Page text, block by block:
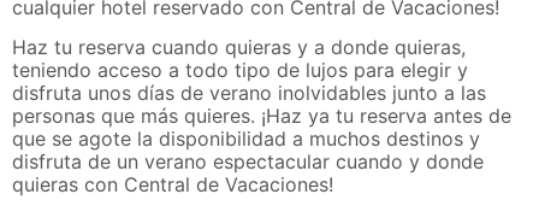
cualquier hotel reservado con Central de Vacaciones!
Haz tu reserva cuando quieras y a donde quieras,
teniendo acceso a todo tipo de lujos para elegir y
disfruta unos días de verano inolvidables junto a las
personas que más quieres. ¡Haz ya tu reserva antes de
que se agote la disponibilidad a muchos destinos y
disfruta de un verano espectacular cuando y donde
quieras con Central de Vacaciones!